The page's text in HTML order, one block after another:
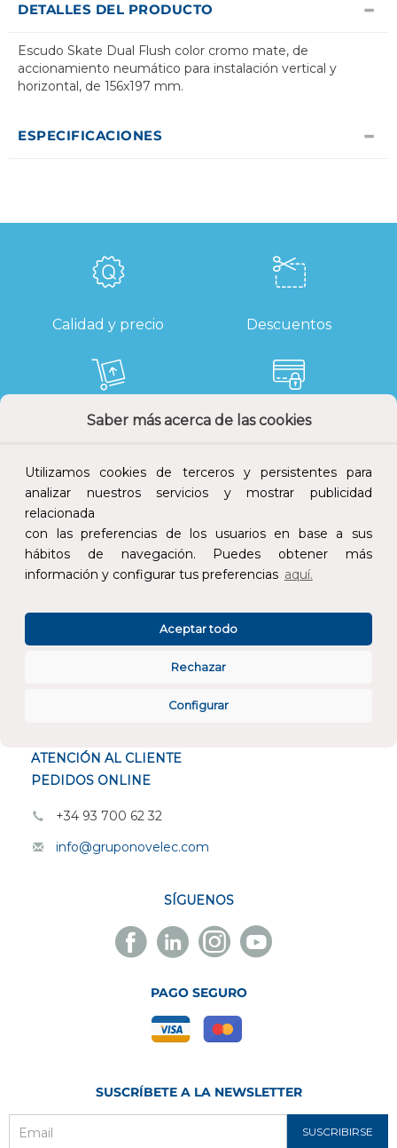
Saber más acerca de las cookies
Utilizamos cookies de terceros y persistentes para
analizar nuestros servicios y mostrar publicidad
relacionada
con las preferencias de los usuarios en base a sus
hábitos de navegación. Puedes obtener más
información y configurar tus preferencias aquí.
Configurar
Rechazar
Aceptar todo
DETALLES DEL PRODUCTO
Escudo Skate Dual Flush color cromo mate, de
accionamiento neumático para instalación vertical y
horizontal, de 156x197 mm.
ESPECIFICACIONES
Calidad y precio Descuentos
Devoluciones Pago seguro
Atención al cliente
ATENCIÓN AL CLIENTE
PEDIDOS ONLINE
+34 93 700 62 32
info@gruponovelec.com
SÍGUENOS
Facebook
Novelec
Linkedin
Novelec
Instagram
Novelec
Youtube
Novelec
PAGO SEGURO
SUSCRÍBETE A LA NEWSLETTER
SUSCRIBIRSE